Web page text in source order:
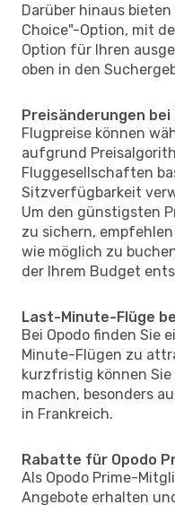
Darüber hinaus
Choice"-Option, mit
Option für Ihren
oben in den
Preisänderungen bei
Flugpreise können
aufgrund
Fluggesellschaften
Sitzverfügbarkeit
Um den günstigsten
zu sichern,
wie möglich zu
der Ihrem Budget
Last-Minute-Flüge
Bei Opodo finden Sie
Minute-Flügen zu
kurzfristig können
machen, besonders
in Frankreich.
Rabatte für Opodo
Als Opodo Prime-
Angebote erhalten